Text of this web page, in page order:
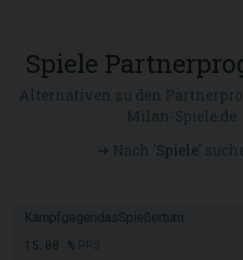
Spiele
Spiele
KampfgegendasSpießertum
15,00 %